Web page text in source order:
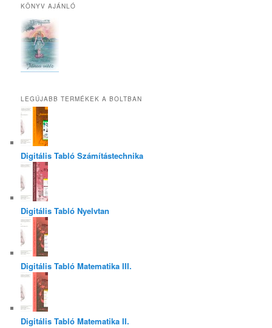
KÖNYV AJÁNLÓ
LEGÚJABB TERMÉKEK A BOLTBAN
Digitális Tabló Számítástechnika
Digitális Tabló Nyelvtan
Digitális Tabló Matematika III.
Digitális Tabló Matematika II.